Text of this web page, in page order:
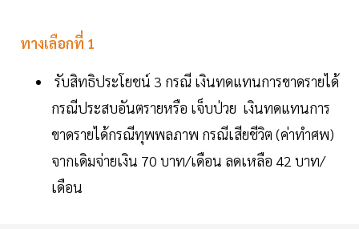
ทางเลือกที่ 1
รับสิทธิประโยชน์ 3 กรณี เงินทดแทนการขาดรายได้
กรณีประสบอันตรายหรือ เจ็บป่วย เงินทดแทนการ
ขาดรายได้กรณีทุพพลภาพ กรณีเสียชีวิต (ค่าทำศพ)
จากเดิมจ่ายเงิน 70 บาท/เดือน ลดเหลือ 42 บาท/
เดือน